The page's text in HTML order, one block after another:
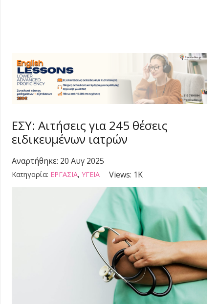
ΕΣΥ: Aιτήσεις για 245 θέσεις
ειδικευμένων ιατρών
Αναρτήθηκε: 20 Αυγ 2025
Κατηγορία: ΕΡΓΑΣΙΑ, ΥΓΕΙΑ Views: 1K